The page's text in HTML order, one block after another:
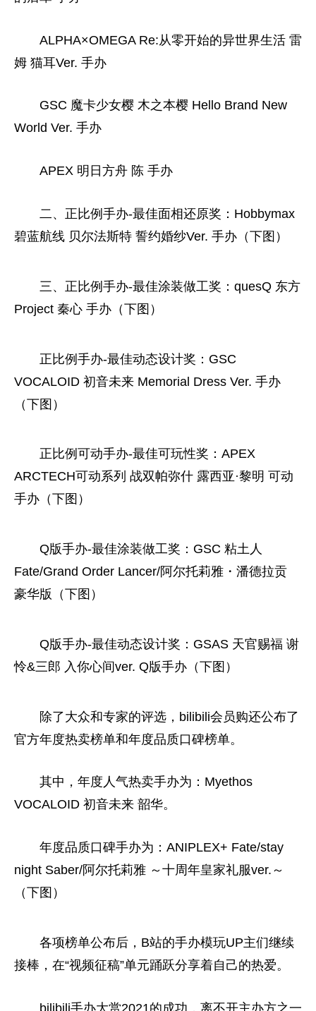
ALPHA×OMEGA Re:从零开始的异世界生活 雷
姆 猫耳Ver. 手办
GSC 魔卡少女樱 木之本樱 Hello Brand New
World Ver. 手办
APEX 明日方舟 陈 手办
二、正比例手办-最佳面相还原奖：Hobbymax
碧蓝航线 贝尔法斯特 誓约婚纱Ver. 手办（下图）
三、正比例手办-最佳涂装做工奖：quesQ 东方
Project 秦心 手办（下图）
正比例手办-最佳动态设计奖：GSC
VOCALOID 初音未来 Memorial Dress Ver. 手办
（下图）
正比例可动手办-最佳可玩性奖：APEX
ARCTECH可动系列 战双帕弥什 露西亚·黎明 可动
手办（下图）
Q版手办-最佳涂装做工奖：GSC 粘土人
Fate/Grand Order Lancer/阿尔托莉雅・潘德拉贡
豪华版（下图）
Q版手办-最佳动态设计奖：GSAS 天官赐福 谢
怜&三郎 入你心间ver. Q版手办（下图）
除了大众和专家的评选，bilibili会员购还公布了
官方年度热卖榜单和年度品质口碑榜单。
其中，年度人气热卖手办为：Myethos
VOCALOID 初音未来 韶华。
年度品质口碑手办为：ANIPLEX+ Fate/stay
night Saber/阿尔托莉雅 ～十周年皇家礼服ver.～
（下图）
各项榜单公布后，B站的手办模玩UP主们继续
接棒，在“视频征稿”单元踊跃分享着自己的热爱。
bilibili手办大赏2021的成功，离不开主办方之一